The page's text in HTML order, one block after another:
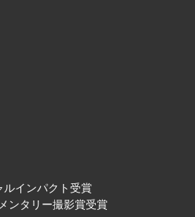
インパクト受賞
ンタリー撮影賞受賞